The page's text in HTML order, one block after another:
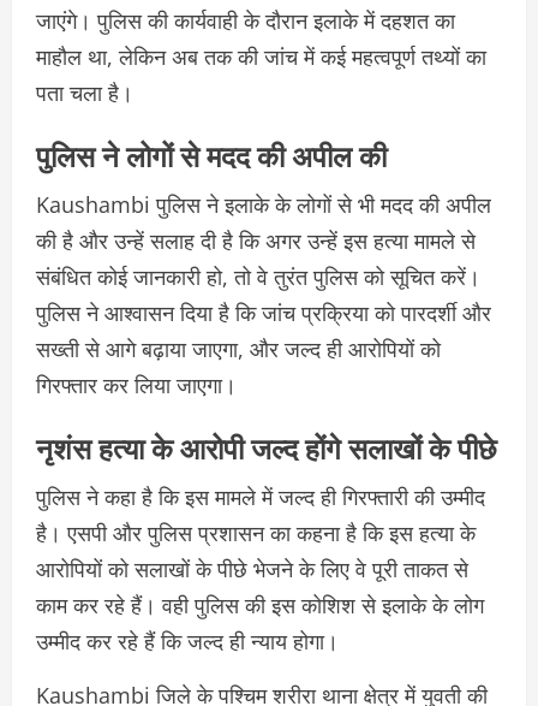
जाएंगे। पुलिस की कार्यवाही के दौरान इलाके में दहशत का
माहौल था, लेकिन अब तक की जांच में कई महत्वपूर्ण तथ्यों का
पता चला है।
पुलिस ने लोगों से मदद की अपील की
Kaushambi पुलिस ने इलाके के लोगों से भी मदद की अपील
की है और उन्हें सलाह दी है कि अगर उन्हें इस हत्या मामले से
संबंधित कोई जानकारी हो, तो वे तुरंत पुलिस को सूचित करें।
पुलिस ने आश्वासन दिया है कि जांच प्रक्रिया को पारदर्शी और
सख्ती से आगे बढ़ाया जाएगा, और जल्द ही आरोपियों को
गिरफ्तार कर लिया जाएगा।
नृशंस हत्या के आरोपी जल्द होंगे सलाखों के पीछे
पुलिस ने कहा है कि इस मामले में जल्द ही गिरफ्तारी की उम्मीद
है। एसपी और पुलिस प्रशासन का कहना है कि इस हत्या के
आरोपियों को सलाखों के पीछे भेजने के लिए वे पूरी ताकत से
काम कर रहे हैं। वही पुलिस की इस कोशिश से इलाके के लोग
उम्मीद कर रहे हैं कि जल्द ही न्याय होगा।
Kaushambi जिले के पश्चिम शरीरा थाना क्षेत्र में युवती की